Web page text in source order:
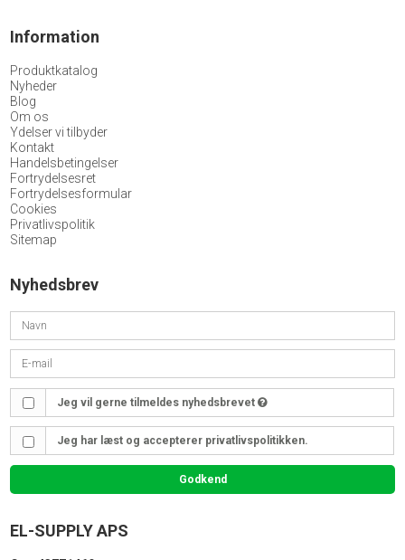
Information
Produktkatalog
Nyheder
Blog
Om os
Ydelser vi tilbyder
Kontakt
Handelsbetingelser
Fortrydelsesret
Fortrydelsesformular
Cookies
Privatlivspolitik
Sitemap
Nyhedsbrev
Jeg vil gerne tilmeldes nyhedsbrevet
Jeg har læst og accepterer privatlivspolitikken.
Godkend
EL-SUPPLY APS